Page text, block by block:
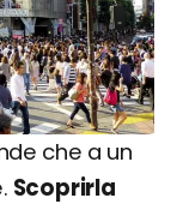
che a un
Scoprirla